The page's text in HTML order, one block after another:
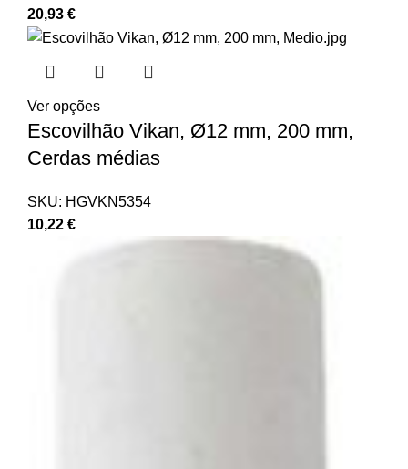
20,93 €
Ver opções
Escovilhão Vikan, Ø12 mm, 200 mm,
Cerdas médias
SKU: HGVKN5354
10,22 €